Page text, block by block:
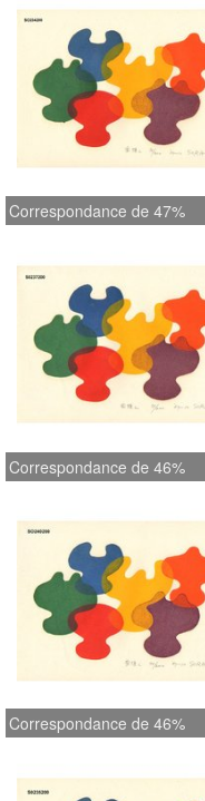
Correspondance de 47%
Correspondance de 46%
Correspondance de 46%